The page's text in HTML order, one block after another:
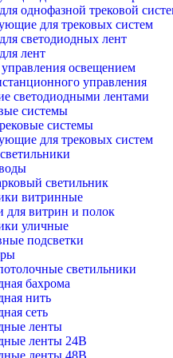
однофазной трековой
для трековых систем
светодиодных лент
лент
освещением
управления
светодиодными лентами
системы
системы
для трековых систем
светильник
витринные
для витрин и полок
уличные
подсветки
светильники
бахрома
нить
сеть
ленты
ленты 24В
ленты 48В